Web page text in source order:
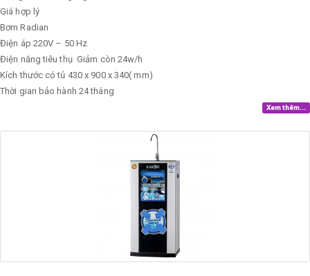
Giá hợp lý
Bơm Radian
Điện áp 220V – 50 Hz
Điện năng tiêu thụ Giảm còn 24w/h
Kích thước có tủ 430 x 900 x 340( mm)
Thời gian bảo hành 24 tháng
Xem thêm...